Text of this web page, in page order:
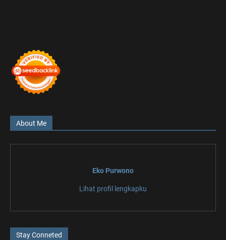
About Me
Eko Purwono
Lihat profil lengkapku
Stay Conneted